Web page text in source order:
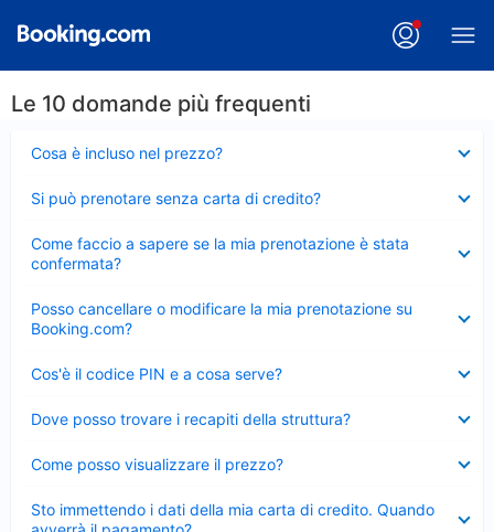
Le 10 domande più frequenti
Cosa è incluso nel prezzo?
chiuso
Si può prenotare senza carta di credito?
chiuso
Come faccio a sapere se la mia prenotazione è stata
confermata?
chiuso
Posso cancellare o modificare la mia prenotazione su
Booking.com?
chiuso
Cos'è il codice PIN e a cosa serve?
chiuso
Dove posso trovare i recapiti della struttura?
chiuso
Come posso visualizzare il prezzo?
chiuso
Sto immettendo i dati della mia carta di credito. Quando
chiuso